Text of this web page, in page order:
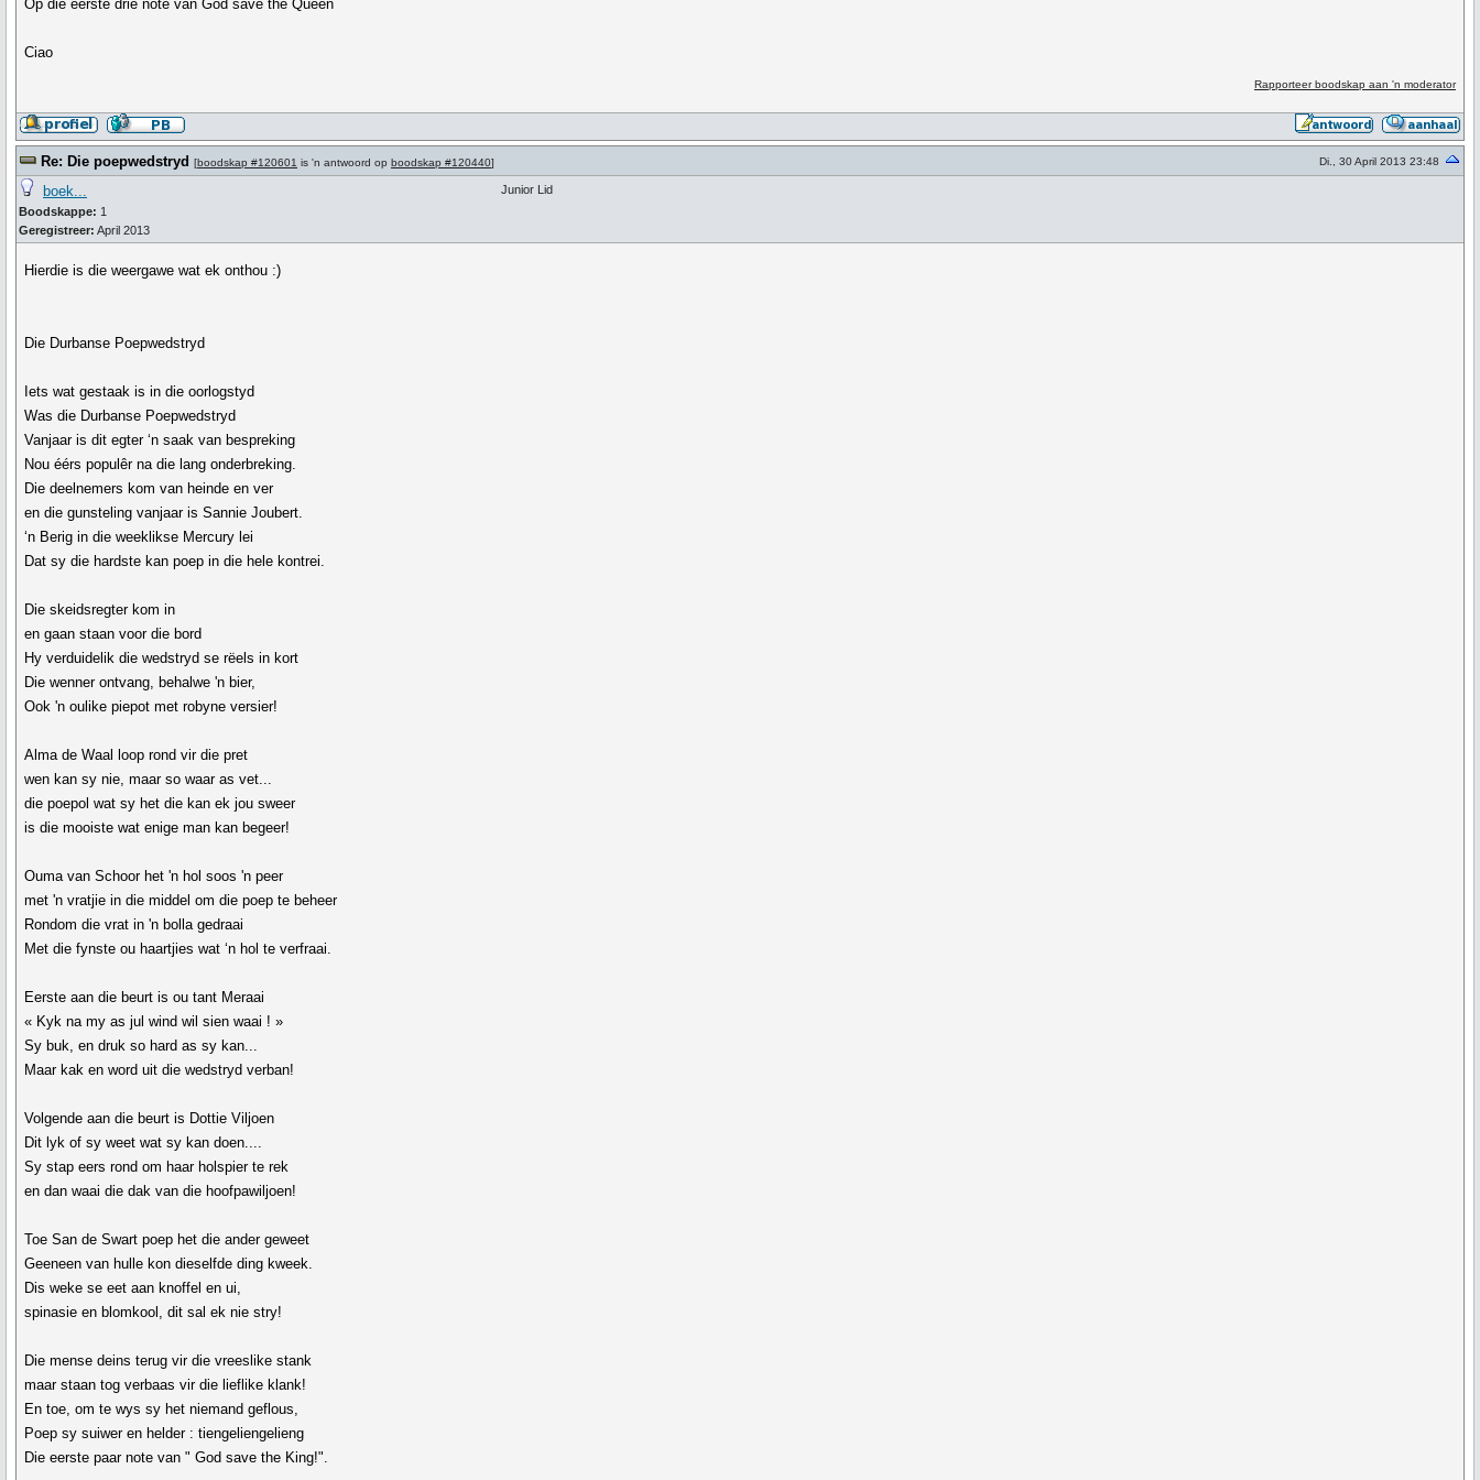
Op die eerste drie note van God save the Queen
Ciao
Rapporteer boodskap aan 'n moderator
Re: Die poepwedstryd [boodskap #120601 is 'n antwoord op boodskap #120440] Di., 30 April 2013 23:48
boek...
Boodskappe: 1
Geregistreer: April 2013
Junior Lid
Hierdie is die weergawe wat ek onthou :)
Die Durbanse Poepwedstryd
Iets wat gestaak is in die oorlogstyd
Was die Durbanse Poepwedstryd
Vanjaar is dit egter ‘n saak van bespreking
Nou éérs populêr na die lang onderbreking.
Die deelnemers kom van heinde en ver
en die gunsteling vanjaar is Sannie Joubert.
‘n Berig in die weeklikse Mercury lei
Dat sy die hardste kan poep in die hele kontrei.
Die skeidsregter kom in
en gaan staan voor die bord
Hy verduidelik die wedstryd se rëels in kort
Die wenner ontvang, behalwe 'n bier,
Ook 'n oulike piepot met robyne versier!
Alma de Waal loop rond vir die pret
wen kan sy nie, maar so waar as vet...
die poepol wat sy het die kan ek jou sweer
is die mooiste wat enige man kan begeer!
Ouma van Schoor het 'n hol soos 'n peer
met 'n vratjie in die middel om die poep te beheer
Rondom die vrat in 'n bolla gedraai
Met die fynste ou haartjies wat ‘n hol te verfraai.
Eerste aan die beurt is ou tant Meraai
« Kyk na my as jul wind wil sien waai ! »
Sy buk, en druk so hard as sy kan...
Maar kak en word uit die wedstryd verban!
Volgende aan die beurt is Dottie Viljoen
Dit lyk of sy weet wat sy kan doen....
Sy stap eers rond om haar holspier te rek
en dan waai die dak van die hoofpawiljoen!
Toe San de Swart poep het die ander geweet
Geeneen van hulle kon dieselfde ding kweek.
Dis weke se eet aan knoffel en ui,
spinasie en blomkool, dit sal ek nie stry!
Die mense deins terug vir die vreeslike stank
maar staan tog verbaas vir die lieflike klank!
En toe, om te wys sy het niemand geflous,
Poep sy suiwer en helder : tiengeliengelieng
Die eerste paar note van " God save the King!".